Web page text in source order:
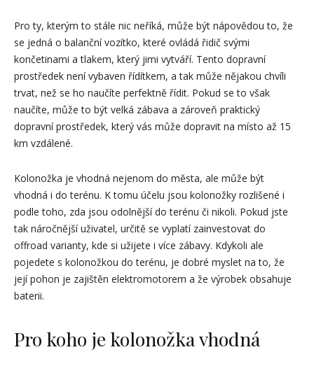
Pro ty, kterým to stále nic neříká, může být nápovědou to, že
se jedná o balanční vozítko, které ovládá řidič svými
končetinami a tlakem, který jimi vytváří. Tento dopravní
prostředek není vybaven řídítkem, a tak může nějakou chvíli
trvat, než se ho naučíte perfektně řídit. Pokud se to však
naučíte, může to být velká zábava a zároveň praktický
dopravní prostředek, který vás může dopravit na místo až 15
km vzdálené.
Kolonožka je vhodná nejenom do města, ale může být
vhodná i do terénu. K tomu účelu jsou kolonožky rozlišené i
podle toho, zda jsou odolnější do terénu či nikoli. Pokud jste
tak náročnější uživatel, určitě se vyplatí zainvestovat do
offroad varianty, kde si užijete i více zábavy. Kdykoli ale
pojedete s kolonožkou do terénu, je dobré myslet na to, že
její pohon je zajištěn elektromotorem a že výrobek obsahuje
baterii.
Pro koho je kolonožka vhodná